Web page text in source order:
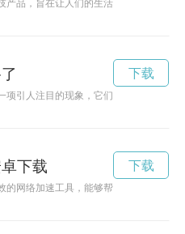
产品，旨在让人们的生活更加便捷，提
项引人注目的现象，它们以惊人的速度
下载
下载
的网络加速工具，能够帮助用户提升网
下载